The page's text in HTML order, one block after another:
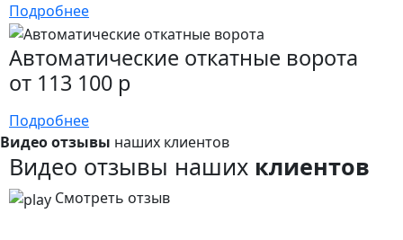
Подробнее
Автоматические откатные ворота
от 113 100 р
Подробнее
Видео отзывы наших клиентов
Видео отзывы наших клиентов
Смотреть отзыв